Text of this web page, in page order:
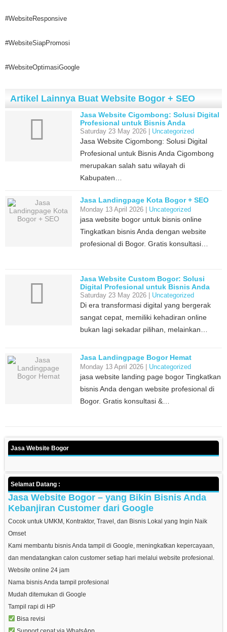
#WebsiteResponsive
#WebsiteSiapPromosi
#WebsiteOptimasiGoogle
Artikel Lainnya Buat Website Bogor + SEO
Jasa Website Cigombong: Solusi Digital
Profesional untuk Bisnis Anda
Saturday 23 May 2026 | Uncategorized
Jasa Website Cigombong: Solusi Digital
Profesional untuk Bisnis Anda Cigombong
merupakan salah satu wilayah di
Kabupaten…
Jasa Landingpage Kota Bogor + SEO
Monday 13 April 2026 | Uncategorized
jasa website bogor untuk bisnis online
Tingkatkan bisnis Anda dengan website
profesional di Bogor. Gratis konsultasi…
Jasa Website Custom Bogor: Solusi
Digital Profesional untuk Bisnis Anda
Saturday 23 May 2026 | Uncategorized
Di era transformasi digital yang bergerak
sangat cepat, memiliki kehadiran online
bukan lagi sekadar pilihan, melainkan…
Jasa Landingpage Bogor Hemat
Monday 13 April 2026 | Uncategorized
jasa website landing page bogor Tingkatkan
bisnis Anda dengan website profesional di
Bogor. Gratis konsultasi &…
Jasa Website Bogor
Selamat Datang :
Jasa Website Bogor – yang Bikin Bisnis Anda
Kebanjiran Customer dari Google
Cocok untuk UMKM, Kontraktor, Travel, dan Bisnis Lokal yang Ingin Naik
Omset
Kami membantu bisnis Anda tampil di Google, meningkatkan kepercayaan,
dan mendatangkan calon customer setiap hari melalui website profesional.
Website online 24 jam
Nama bisnis Anda tampil profesional
Mudah ditemukan di Google
Tampil rapi di HP
Bisa revisi